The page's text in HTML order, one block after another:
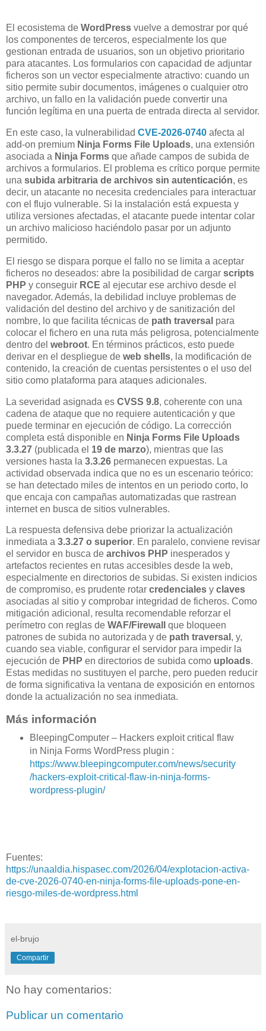
El ecosistema de WordPress vuelve a demostrar por qué
los componentes de terceros, especialmente los que
gestionan entrada de usuarios, son un objetivo prioritario
para atacantes. Los formularios con capacidad de adjuntar
ficheros son un vector especialmente atractivo: cuando un
sitio permite subir documentos, imágenes o cualquier otro
archivo, un fallo en la validación puede convertir una
función legítima en una puerta de entrada directa al servidor.
En este caso, la vulnerabilidad CVE-2026-0740 afecta al
add-on premium Ninja Forms File Uploads, una extensión
asociada a Ninja Forms que añade campos de subida de
archivos a formularios. El problema es crítico porque permite
una subida arbitraria de archivos sin autenticación, es
decir, un atacante no necesita credenciales para interactuar
con el flujo vulnerable. Si la instalación está expuesta y
utiliza versiones afectadas, el atacante puede intentar colar
un archivo malicioso haciéndolo pasar por un adjunto
permitido.
El riesgo se dispara porque el fallo no se limita a aceptar
ficheros no deseados: abre la posibilidad de cargar scripts
PHP y conseguir RCE al ejecutar ese archivo desde el
navegador. Además, la debilidad incluye problemas de
validación del destino del archivo y de sanitización del
nombre, lo que facilita técnicas de path traversal para
colocar el fichero en una ruta más peligrosa, potencialmente
dentro del webroot. En términos prácticos, esto puede
derivar en el despliegue de web shells, la modificación de
contenido, la creación de cuentas persistentes o el uso del
sitio como plataforma para ataques adicionales.
La severidad asignada es CVSS 9.8, coherente con una
cadena de ataque que no requiere autenticación y que
puede terminar en ejecución de código. La corrección
completa está disponible en Ninja Forms File Uploads
3.3.27 (publicada el 19 de marzo), mientras que las
versiones hasta la 3.3.26 permanecen expuestas. La
actividad observada indica que no es un escenario teórico:
se han detectado miles de intentos en un periodo corto, lo
que encaja con campañas automatizadas que rastrean
internet en busca de sitios vulnerables.
La respuesta defensiva debe priorizar la actualización
inmediata a 3.3.27 o superior. En paralelo, conviene revisar
el servidor en busca de archivos PHP inesperados y
artefactos recientes en rutas accesibles desde la web,
especialmente en directorios de subidas. Si existen indicios
de compromiso, es prudente rotar credenciales y claves
asociadas al sitio y comprobar integridad de ficheros. Como
mitigación adicional, resulta recomendable reforzar el
perímetro con reglas de WAF/Firewall
que bloqueen
patrones de subida no autorizada y de path traversal , y,
cuando sea viable, configurar el servidor para impedir la
ejecución de PHP en directorios de subida como uploads.
Estas medidas no sustituyen el parche, pero pueden reducir
de forma significativa la ventana de exposición en entornos
donde la actualización no sea inmediata.
Más información
BleepingComputer – Hackers exploit critical flaw
in Ninja Forms WordPress plugin :
https://www.bleepingcomputer.com/news/security
/hackers-exploit-critical-flaw-in-ninja-forms-
wordpress-plugin/
Fuentes:
https://unaaldia.hispasec.com/2026/04/explotacion-activa-
de-cve-2026-0740-en-ninja-forms-file-uploads-pone-en-
riesgo-miles-de-wordpress.html
el-brujo
Compartir
No hay comentarios:
Publicar un comentario